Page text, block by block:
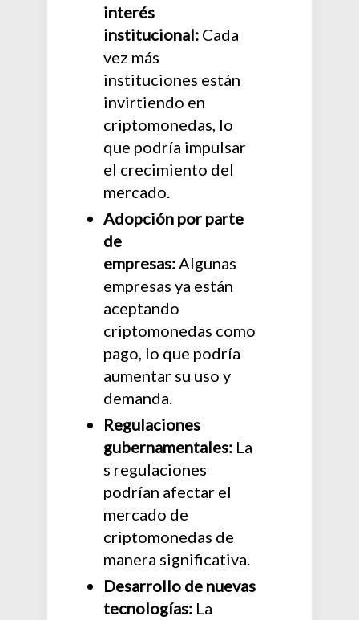
interés
institucional: Cada
vez más
instituciones están
invirtiendo en
criptomonedas, lo
que podría impulsar
el crecimiento del
mercado.
Adopción por parte
de
empresas:Algunas
empresas ya están
aceptando
criptomonedas como
pago, lo que podría
aumentar su uso y
demanda.
Regulaciones
gubernamentales: La
s regulaciones
podrían afectar el
mercado de
criptomonedas de
manera significativa.
Desarrollo de nuevas
tecnologías: La